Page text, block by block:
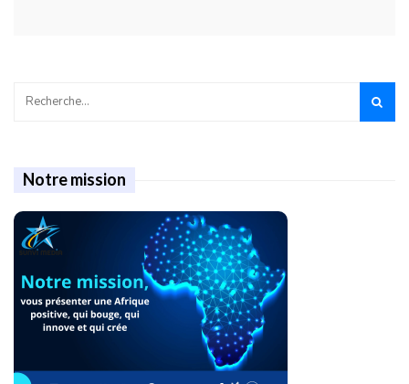
Notre mission